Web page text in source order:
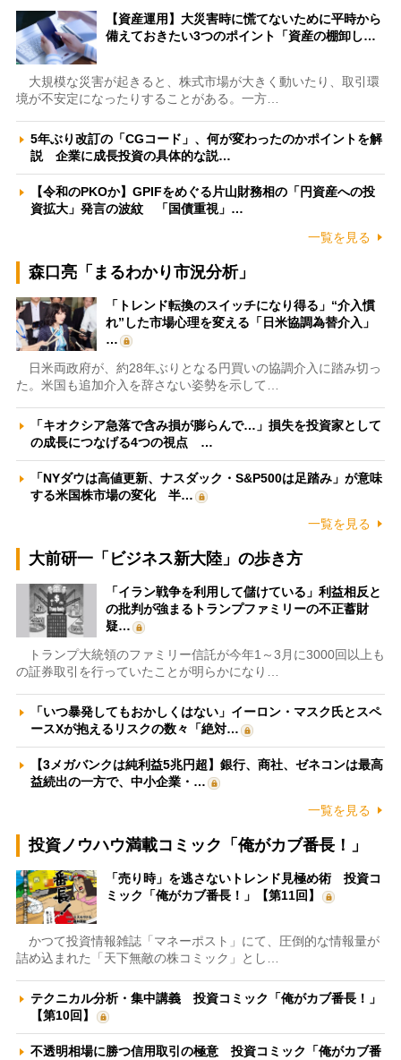
【資産運用】大災害時に慌てないために平時から
備えておきたい3つのポイント「資産の棚卸し…
大規模な災害が起きると、株式市場が大きく動いたり、取引環
境が不安定になったりすることがある。一方…
5年ぶり改訂の「CGコード」、何が変わったのかポイントを解
説 企業に成長投資の具体的な説…
【令和のPKOか】GPIFをめぐる片山財務相の「円資産への投
資拡大」発言の波紋 「国債重視」…
一覧を見る
森口亮「まるわかり市況分析」
「トレンド転換のスイッチになり得る」“介入慣
れ”した市場心理を変える「日米協調為替介入」
…
日米両政府が、約28年ぶりとなる円買いの協調介入に踏み切っ
た。米国も追加介入を辞さない姿勢を示して…
「キオクシア急落で含み損が膨らんで…」損失を投資家として
の成長につなげる4つの視点 …
「NYダウは高値更新、ナスダック・S&P500は足踏み」が意味
する米国株市場の変化 半…
一覧を見る
大前研一「ビジネス新大陸」の歩き方
「イラン戦争を利用して儲けている」利益相反と
の批判が強まるトランプファミリーの不正蓄財
疑…
トランプ大統領のファミリー信託が今年1～3月に3000回以上も
の証券取引を行っていたことが明らかになり…
「いつ暴発してもおかしくはない」イーロン・マスク氏とスペ
ースXが抱えるリスクの数々「絶対…
【3メガバンクは純利益5兆円超】銀行、商社、ゼネコンは最高
益続出の一方で、中小企業・…
一覧を見る
投資ノウハウ満載コミック「俺がカブ番長！」
「売り時」を逃さないトレンド見極め術 投資コ
ミック「俺がカブ番長！」【第11回】
かつて投資情報雑誌「マネーポスト」にて、圧倒的な情報量が
詰め込まれた「天下無敵の株コミック」とし…
テクニカル分析・集中講義 投資コミック「俺がカブ番長！」
【第10回】
不透明相場に勝つ信用取引の極意 投資コミック「俺がカブ番